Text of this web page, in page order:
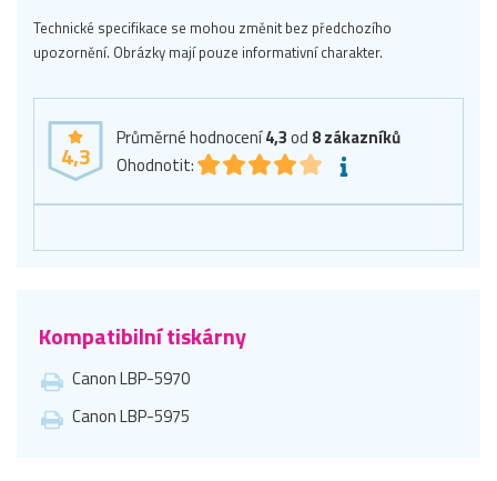
Technické specifikace se mohou změnit bez předchozího
upozornění. Obrázky mají pouze informativní charakter.
4,3
Průměrné hodnocení4,3od 8zákazníků
Ohodnotit:
Kompatibilní tiskárny
Canon LBP-5970
Canon LBP-5975